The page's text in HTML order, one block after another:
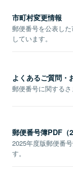
市町村変更情報
郵便番号を公表し
しています。
よくあるご質問・
郵便番号に関するさ
郵便番号簿PDF（
2025年度版郵便番
す。